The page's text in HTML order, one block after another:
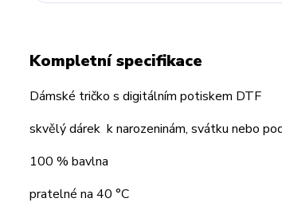
Kompletní specifikace
Dámské tričko s digitálním potiskem DTF
skvělý dárek k narozeninám, svátku nebo
100 % bavlna
pratelné na 40 °C